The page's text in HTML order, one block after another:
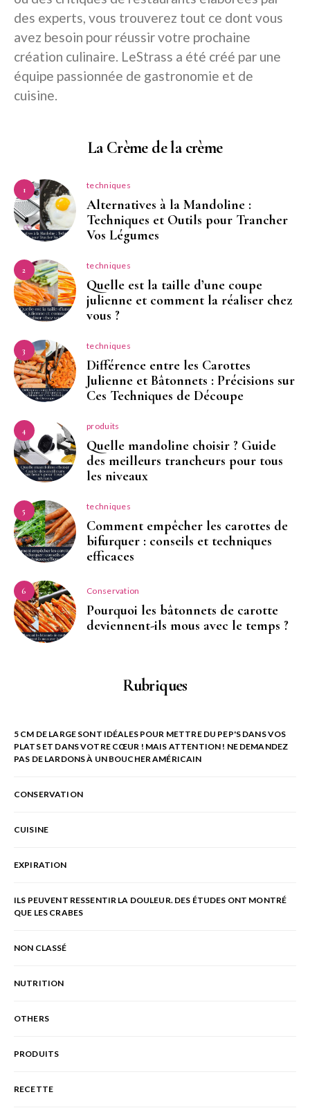
des experts, vous trouverez tout ce dont vous
avez besoin pour réussir votre prochaine
création culinaire. LeStrass a été créé par une
équipe passionnée de gastronomie et de
cuisine.
La Crème de la crème
1 techniques
Alternatives à la Mandoline :
Techniques et Outils pour Trancher
Vos Légumes
2 techniques
Quelle est la taille d’une coupe
julienne et comment la réaliser chez
vous ?
3 techniques
Différence entre les Carottes
Julienne et Bâtonnets : Précisions sur
Ces Techniques de Découpe
4 produits
Quelle mandoline choisir ? Guide
des meilleurs trancheurs pour tous
les niveaux
5 techniques
Comment empêcher les carottes de
bifurquer : conseils et techniques
efficaces
6 Conservation
Pourquoi les bâtonnets de carotte
deviennent-ils mous avec le temps ?
Rubriques
5 CM DE LARGE SONT IDÉALES POUR METTRE DU PEP'S DANS VOS
PLATS ET DANS VOTRE CŒUR ! MAIS ATTENTION ! NE DEMANDEZ
PAS DE LARDONS À UN BOUCHER AMÉRICAIN
CONSERVATION
CUISINE
EXPIRATION
ILS PEUVENT RESSENTIR LA DOULEUR. DES ÉTUDES ONT MONTRÉ
QUE LES CRABES
NON CLASSÉ
NUTRITION
OTHERS
PRODUITS
RECETTE